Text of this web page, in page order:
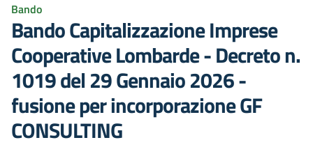
Bando
Bando Capitalizzazione Imprese
Cooperative Lombarde - Decreto n.
1019 del 29 Gennaio 2026 -
fusione per incorporazione GF
CONSULTING